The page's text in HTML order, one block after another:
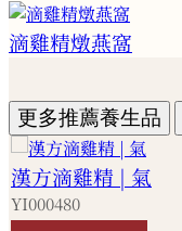
滴雞精燉燕窩
更多推薦養生品
漢方滴雞精 | 氣
YI000480